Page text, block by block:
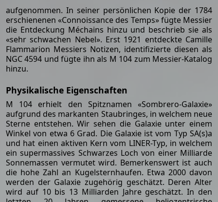
aufgenommen. In seiner persönlichen Kopie der 1784
erschienenen «Connoissance des Temps» fügte Messier
die Entdeckung Méchains hinzu und beschrieb sie als
«sehr schwachen Nebel». Erst 1921 entdeckte Camille
Flammarion Messiers Notizen, identifizierte diesen als
NGC 4594 und fügte ihn als M 104 zum Messier-Katalog
hinzu.
Physikalische Eigenschaften
M 104 erhielt den Spitznamen «Sombrero-Galaxie»
aufgrund des markanten Staubringes, in welchem neue
Sterne entstehen. Wir sehen die Galaxie unter einem
Winkel von etwa 6 Grad. Die Galaxie ist vom Typ SA(s)a
und hat einen aktiven Kern vom LINER-Typ, in welchem
ein supermassives Schwarzes Loch von einer Milliarde
Sonnemassen vermutet wird. Bemerkenswert ist auch
die hohe Zahl an Kugelsternhaufen. Etwa 2000 davon
werden der Galaxie zugehörig geschätzt. Deren Alter
wird auf 10 bis 13 Milliarden Jahre geschätzt. In den